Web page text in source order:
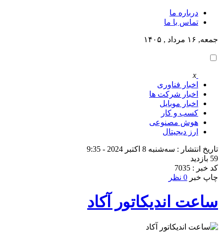
درباره ما
تماس با ما
جمعه, ۱۶ مرداد , ۱۴۰۵
x
اخبار فناوری
اخبار شرکت ها
اخبار موبایل
کسب و کار
هوش مصنوعی
ارز دیجیتال
تاریخ انتشار : سه‌شنبه 8 اکتبر 2024 - 9:35
59 بازدید
کد خبر : 7035
چاپ خبر 0 نظر
ساعت اندیکاتور آکاد